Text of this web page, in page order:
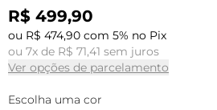
R$ 499,90
ou R$ 474,90 com 5% no Pix
ou 7x de R$ 71,41 sem juros
Ver opções de parcelamento
Escolha uma cor